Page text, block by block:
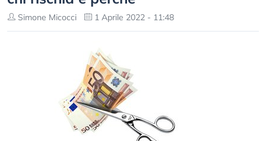
Simone Micocci 1 Aprile 2022 - 11:48